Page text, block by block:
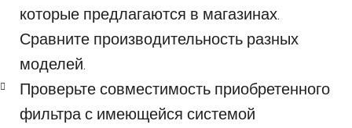
которые предлагаются в магазинах.
Сравните производительность разных
моделей.
Проверьте совместимость приобретенного
фильтра с имеющейся системой